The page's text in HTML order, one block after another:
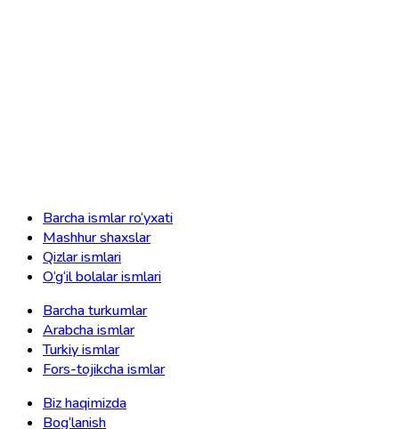
Barcha ismlar ro‘yxati
Mashhur shaxslar
Qizlar ismlari
O‘g‘il bolalar ismlari
Barcha turkumlar
Arabcha ismlar
Turkiy ismlar
Fors-tojikcha ismlar
Biz haqimizda
Bog‘lanish